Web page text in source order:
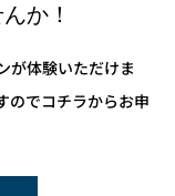
か！
が体験いただけま
のでコチラからお申